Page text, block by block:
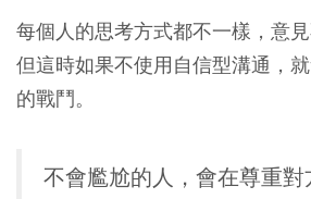
每個人的思考方式都不一樣，意
但這時如果不使用自信型溝通，
的戰鬥。
不會尷尬的人，會在尊重